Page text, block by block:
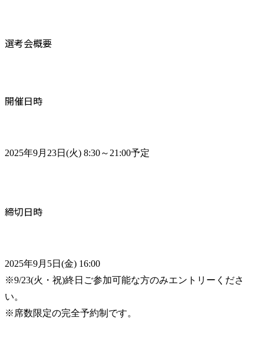
選考会概要
開催日時
2025年9月23日(火) 8:30～21:00予定
締切日時
2025年9月5日(金) 16:00
※9/23(火・祝)終日ご参加可能な方のみエントリーくださ
い。
※席数限定の完全予約制です。